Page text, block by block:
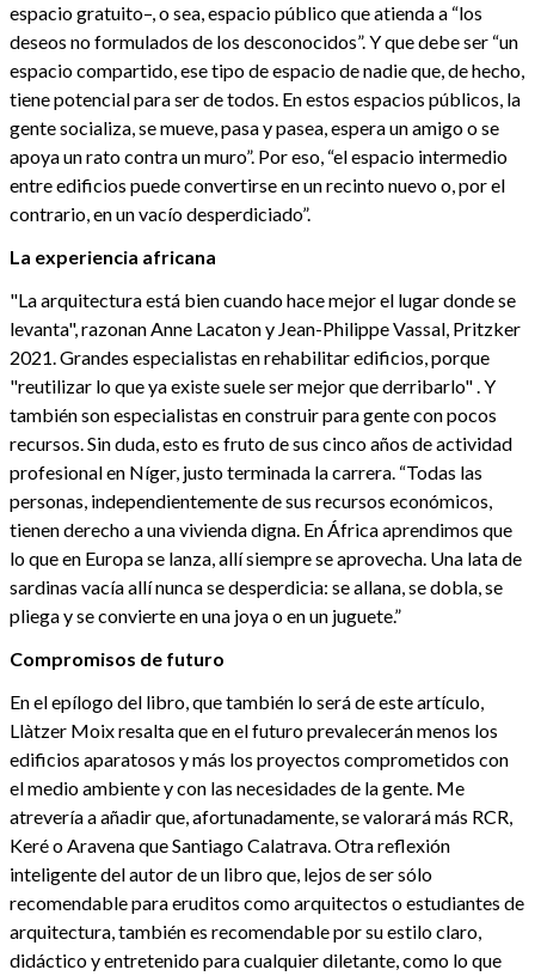
espacio gratuito–, o sea, espacio público que atienda a “los
deseos no formulados de los desconocidos”. Y que debe ser “un
espacio compartido, ese tipo de espacio de nadie que, de hecho,
tiene potencial para ser de todos. En estos espacios públicos, la
gente socializa, se mueve, pasa y pasea, espera un amigo o se
apoya un rato contra un muro”. Por eso, “el espacio intermedio
entre edificios puede convertirse en un recinto nuevo o, por el
contrario, en un vacío desperdiciado”.
La experiencia africana
"La arquitectura está bien cuando hace mejor el lugar donde se
levanta", razonan Anne Lacaton y Jean-Philippe Vassal, Pritzker
2021. Grandes especialistas en rehabilitar edificios, porque
"reutilizar lo que ya existe suele ser mejor que derribarlo" . Y
también son especialistas en construir para gente con pocos
recursos. Sin duda, esto es fruto de sus cinco años de actividad
profesional en Níger, justo terminada la carrera. “Todas las
personas, independientemente de sus recursos económicos,
tienen derecho a una vivienda digna. En África aprendimos que
lo que en Europa se lanza, allí siempre se aprovecha. Una lata de
sardinas vacía allí nunca se desperdicia: se allana, se dobla, se
pliega y se convierte en una joya o en un juguete.”
Compromisos de futuro
En el epílogo del libro, que también lo será de este artículo,
Llàtzer Moix resalta que en el futuro prevalecerán menos los
edificios aparatosos y más los proyectos comprometidos con
el medio ambiente y con las necesidades de la gente. Me
atrevería a añadir que, afortunadamente, se valorará más RCR,
Keré o Aravena que Santiago Calatrava. Otra reflexión
inteligente del autor de un libro que, lejos de ser sólo
recomendable para eruditos como arquitectos o estudiantes de
arquitectura, también es recomendable por su estilo claro,
didáctico y entretenido para cualquier diletante, como lo que